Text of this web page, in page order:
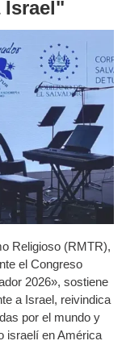
Israel"
Religioso (RMTR),
el Congreso
2026», sostiene
a Israel, reivindica
por el mundo y
israelí en América